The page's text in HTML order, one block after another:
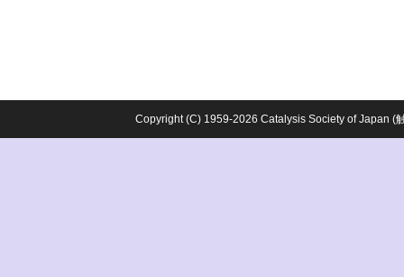
Copyright (C) 1959-2026 Catalysis Society of Japan (